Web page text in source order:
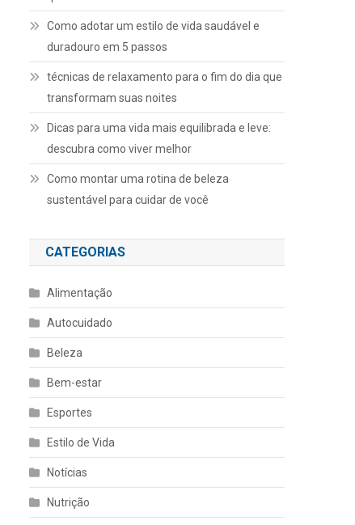
Como adotar um estilo de vida saudável e
duradouro em 5 passos
técnicas de relaxamento para o fim do dia que
transformam suas noites
Dicas para uma vida mais equilibrada e leve:
descubra como viver melhor
Como montar uma rotina de beleza
sustentável para cuidar de você
CATEGORIAS
Alimentação
Autocuidado
Beleza
Bem-estar
Esportes
Estilo de Vida
Notícias
Nutrição